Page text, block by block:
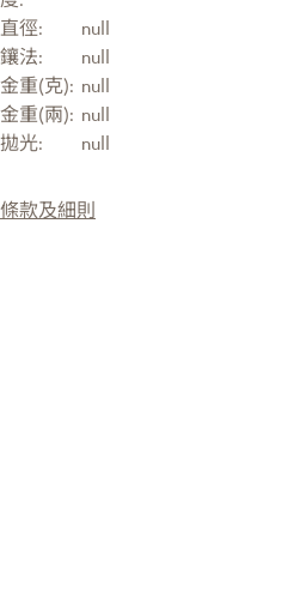
直徑:
null
鑲法:
null
金重(克): null
金重(兩): null
拋光:
null
條款及細則